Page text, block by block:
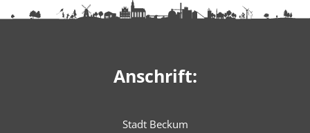
Anschrift:
Stadt Beckum